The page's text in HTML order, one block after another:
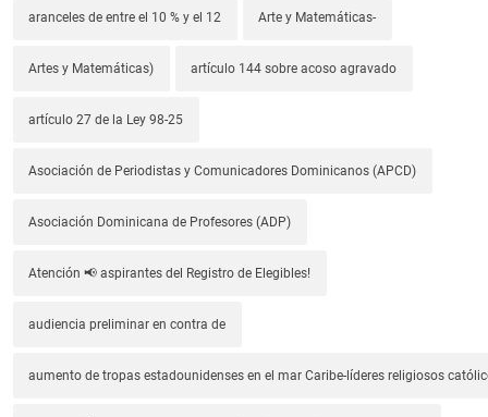
aranceles de entre el 10 % y el 12 Arte y Matemáticas-
Artes y Matemáticas) artículo 144 sobre acoso agravado
artículo 27 de la Ley 98-25
Asociación de Periodistas y Comunicadores Dominicanos (APCD)
Asociación Dominicana de Profesores (ADP)
Atención 📢 aspirantes del Registro de Elegibles!
audiencia preliminar en contra de
aumento de tropas estadounidenses en el mar Caribe-líderes religiosos